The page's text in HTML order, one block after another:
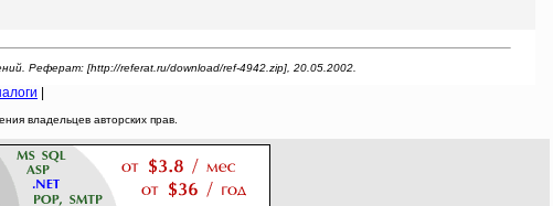
Реферат: [http://referat.ru/download/ref-4942.zip], 20.05.2002.
владельцев авторских прав.